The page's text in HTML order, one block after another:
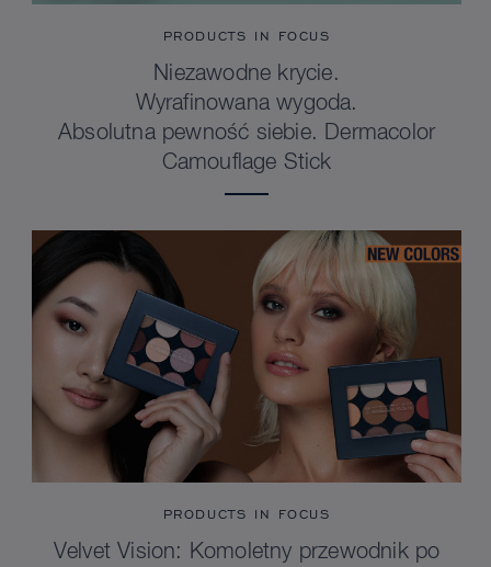
PRODUCTS IN FOCUS
Niezawodne krycie.
Wyrafinowana wygoda.
Absolutna pewność siebie. Dermacolor
Camouflage Stick
PRODUCTS IN FOCUS
Velvet Vision: Komoletny przewodnik po